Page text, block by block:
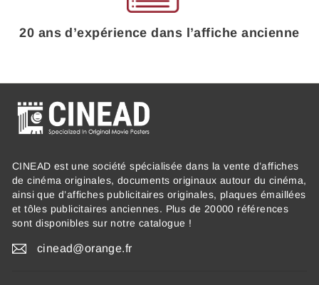
20 ans d’expérience dans l’affiche ancienne
CINEAD est une société spécialisée dans la vente d’affiches
de cinéma originales, documents originaux autour du cinéma,
ainsi que d’affiches publicitaires originales, plaques émaillées
et tôles publicitaires anciennes. Plus de 20000 références
sont disponibles sur notre catalogue !
cinead@orange.fr